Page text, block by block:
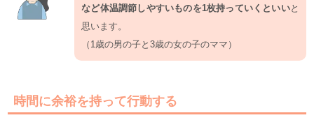
など体温調節しやすいものを1枚持っていくといいと
思います。
（1歳の男の子と3歳の女の子のママ）
時間に余裕を持って行動する